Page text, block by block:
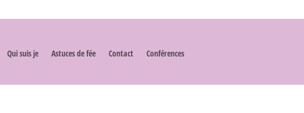
Qui suis je Astuces de fée Contact Conférences